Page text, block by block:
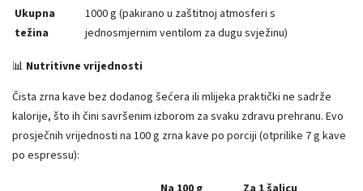
Ukupna
težina
1000 g (pakirano u zaštitnoj atmosferi s
jednosmjernim ventilom za dugu svježinu)
📊 Nutritivne vrijednosti
Čista zrna kave bez dodanog šećera ili mlijeka praktički ne sadrže
kalorije, što ih čini savršenim izborom za svaku zdravu prehranu. Evo
prosječnih vrijednosti na 100 g zrna kave po porciji (otprilike 7 g kave
po espressu):